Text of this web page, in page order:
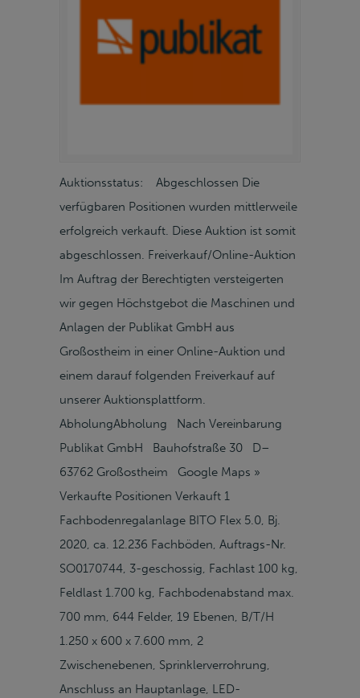
Auktionsstatus: Abgeschlossen Die
verfügbaren Positionen wurden mittlerweile
erfolgreich verkauft. Diese Auktion ist somit
abgeschlossen. Freiverkauf/Online-Auktion
Im Auftrag der Berechtigten versteigerten
wir gegen Höchstgebot die Maschinen und
Anlagen der Publikat GmbH aus
Großostheim in einer Online-Auktion und
einem darauf folgenden Freiverkauf auf
unserer Auktionsplattform.
AbholungAbholung Nach Vereinbarung
Publikat GmbH Bauhofstraße 30 D–
63762 Großostheim Google Maps »
Verkaufte Positionen Verkauft 1
Fachbodenregalanlage BITO Flex 5.0, Bj.
2020, ca. 12.236 Fachböden, Auftrags-Nr.
SO0170744, 3-geschossig, Fachlast 100 kg,
Feldlast 1.700 kg, Fachbodenabstand max.
700 mm, 644 Felder, 19 Ebenen, B/T/H
1.250 x 600 x 7.600 mm, 2
Zwischenebenen, Sprinklerverrohrung,
Anschluss an Hauptanlage, LED-